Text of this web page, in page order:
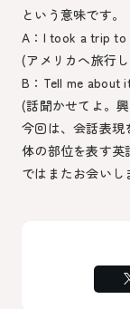
という意味です。
A：I took a trip to
(アメリカへ旅行
B：Tell me about
(話聞かせてよ。
今回は、会話表現
体の部位を表す英
ではまたお会い